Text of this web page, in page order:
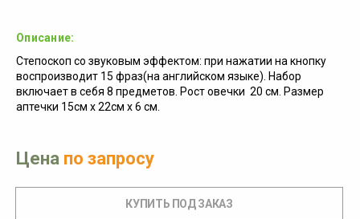
Описание:
Степоскоп со звуковым эффектом: при нажатии на кнопку
воспроизводит 15 фраз(на английском языке). Набор
включает в себя 8 предметов. Рост овечки 20 см. Размер
аптечки 15см х 22см х 6 см.
Цена по запросу